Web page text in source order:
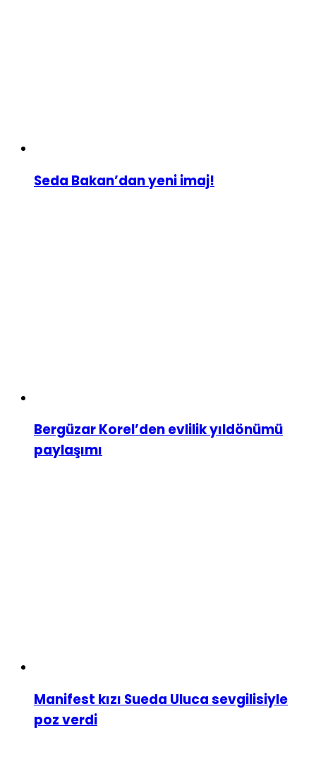
Seda Bakan’dan yeni imaj!
Bergüzar Korel’den evlilik yıldönümü
paylaşımı
Manifest kızı Sueda Uluca sevgilisiyle
poz verdi